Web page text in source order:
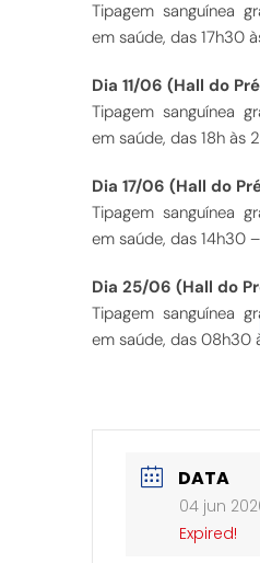
Tipagem sanguínea
em saúde, das 17h30
Dia 11/06 (Hall do
Tipagem sanguínea
em saúde, das 18h às
Dia 17/06 (Hall do
Tipagem sanguínea
em saúde, das 14h30
Dia 25/06 (Hall do
Tipagem sanguínea
em saúde, das 08h30
DATA
04 jun
Expired!